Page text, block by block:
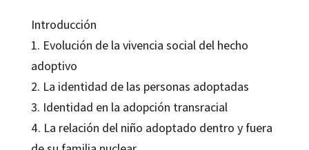
Introducción
1. Evolución de la vivencia social del hecho
adoptivo
2. La identidad de las personas adoptadas
3. Identidad en la adopción transracial
4. La relación del niño adoptado dentro y fuera